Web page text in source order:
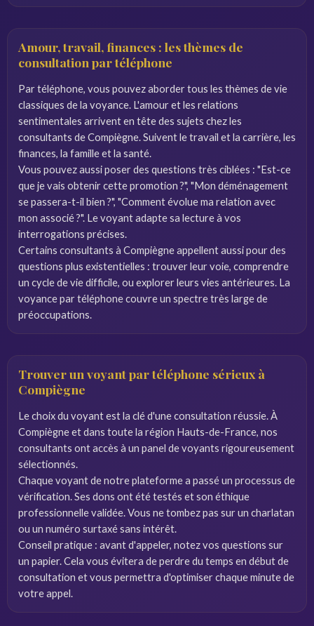
Amour, travail, finances : les thèmes de
consultation par téléphone
Par téléphone, vous pouvez aborder tous les thèmes de vie
classiques de la voyance. L'amour et les relations
sentimentales arrivent en tête des sujets chez les
consultants de Compiègne. Suivent le travail et la carrière, les
finances, la famille et la santé.
Vous pouvez aussi poser des questions très ciblées : "Est-ce
que je vais obtenir cette promotion ?", "Mon déménagement
se passera-t-il bien ?", "Comment évolue ma relation avec
mon associé ?". Le voyant adapte sa lecture à vos
interrogations précises.
Certains consultants à Compiègne appellent aussi pour des
questions plus existentielles : trouver leur voie, comprendre
un cycle de vie difficile, ou explorer leurs vies antérieures. La
voyance par téléphone couvre un spectre très large de
préoccupations.
Trouver un voyant par téléphone sérieux à
Compiègne
Le choix du voyant est la clé d'une consultation réussie. À
Compiègne et dans toute la région Hauts-de-France, nos
consultants ont accès à un panel de voyants rigoureusement
sélectionnés.
Chaque voyant de notre plateforme a passé un processus de
vérification. Ses dons ont été testés et son éthique
professionnelle validée. Vous ne tombez pas sur un charlatan
ou un numéro surtaxé sans intérêt.
Conseil pratique : avant d'appeler, notez vos questions sur
un papier. Cela vous évitera de perdre du temps en début de
consultation et vous permettra d'optimiser chaque minute de
votre appel.